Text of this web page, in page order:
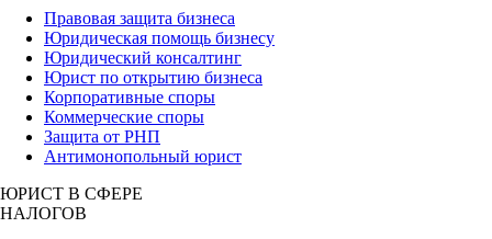
Правовая защита бизнеса
Юридическая помощь бизнесу
Юридический консалтинг
Юрист по открытию бизнеса
Корпоративные споры
Коммерческие споры
Защита от РНП
Антимонопольный юрист
ЮРИСТ В СФЕРЕ
НАЛОГОВ